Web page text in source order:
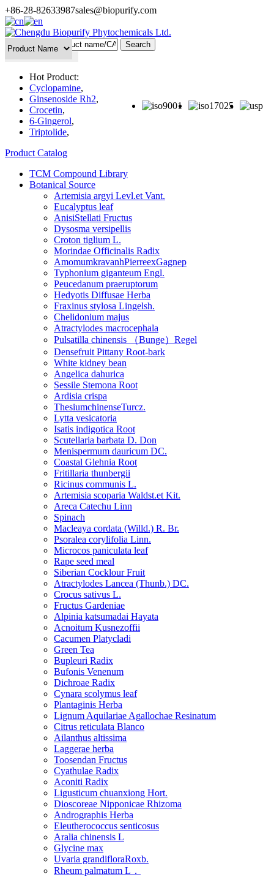
+86-28-82633987sales@biopurify.com
Hot Product:
Cyclopamine,
Ginsenoside Rh2,
Crocetin,
6-Gingerol,
Triptolide,
Product Catalog
TCM Compound Library
Botanical Source
Artemisia argyi Levl.et Vant.
Eucalyptus leaf
AnisiStellati Fructus
Dysosma versipellis
Croton tiglium L.
Morindae Officinalis Radix
AmomumkravanhPierreexGagnep
Typhonium giganteum Engl.
Peucedanum praeruptorum
Hedyotis Diffusae Herba
Fraxinus stylosa Lingelsh.
Chelidonium majus
Atractylodes macrocephala
Pulsatilla chinensis （Bunge）Regel
Densefruit Pittany Root-bark
White kidney bean
Angelica dahurica
Sessile Stemona Root
Ardisia crispa
ThesiumchinenseTurcz.
Lytta vesicatoria
Isatis indigotica Root
Scutellaria barbata D. Don
Menispermum dauricum DC.
Coastal Glehnia Root
Fritillaria thunbergii
Ricinus communis L.
Artemisia scoparia Waldst.et Kit.
Areca Catechu Linn
Spinach
Macleaya cordata (Willd.) R. Br.
Psoralea corylifolia Linn.
Microcos paniculata leaf
Rape seed meal
Siberian Cocklour Fruit
Atractylodes Lancea (Thunb.) DC.
Crocus sativus L.
Fructus Gardeniae
Alpinia katsumadai Hayata
Acnoitum Kusnezoffii
Cacumen Platycladi
Green Tea
Bupleuri Radix
Bufonis Venenum
Dichroae Radix
Cynara scolymus leaf
Plantaginis Herba
Lignum Aquilariae Agallochae Resinatum
Citrus reticulata Blanco
Ailanthus altissima
Laggerae herba
Toosendan Fructus
Cyathulae Radix
Aconiti Radix
Ligusticum chuanxiong Hort.
Dioscoreae Nipponicae Rhizoma
Andrographis Herba
Eleutherococcus senticosus
Aralia chinensis L
Glycine max
Uvaria grandifloraRoxb.
Rheum palmatum L．